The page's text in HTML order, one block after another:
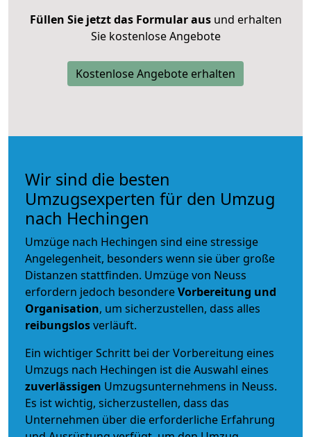
Füllen Sie jetzt das Formular ausund erhalten
Sie kostenlose Angebote
Kostenlose Angebote erhalten
Wir sind die besten
Umzugsexperten für den Umzug
nach Hechingen
Umzüge nach Hechingen sind eine stressige
Angelegenheit, besonders wenn sie über große
Distanzen stattfinden. Umzüge von Neuss
erfordern jedoch besondereVorbereitung und
Organisation, um sicherzustellen, dass alles
reibungslosverläuft.
Ein wichtiger Schritt bei der Vorbereitung eines
Umzugs nach Hechingen ist die Auswahl eines
zuverlässigen Umzugsunternehmens in Neuss.
Es ist wichtig, sicherzustellen, dass das
Unternehmen über die erforderliche Erfahrung